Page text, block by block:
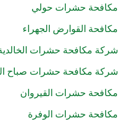
:مكافحة حشرات حولي
مكافحة القوارض الجهراء
شركة مكافحة حشرات
شركة مكافحة حشرات صباح
مكافحة حشرات القيروان
مكافحة حشرات الوفرة